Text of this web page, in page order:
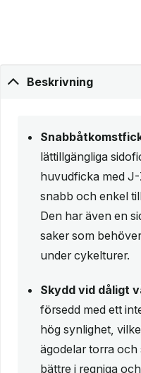
Beskrivning
lättillgängliga
huvudficka med
snabb och enkel
Den har även en
saker som
under cykelturer.
Skydd vid dåligt
försedd med ett
hög synlighet,
ägodelar torra och
bättre i regniga